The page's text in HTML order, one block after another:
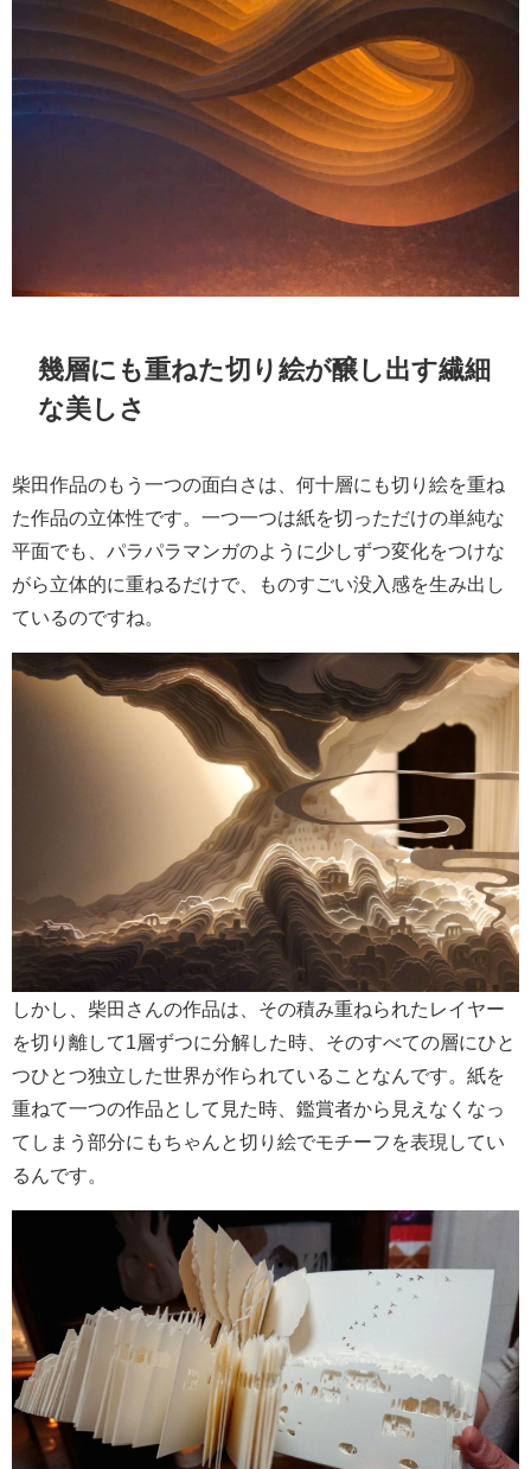
幾層にも重ねた切り絵が醸し出す繊細
な美しさ
柴田作品のもう一つの面白さは、何十層にも切り絵を重ね
た作品の立体性です。一つ一つは紙を切っただけの単純な
平面でも、パラパラマンガのように少しずつ変化をつけな
がら立体的に重ねるだけで、ものすごい没入感を生み出し
ているのですね。
しかし、柴田さんの作品は、その積み重ねられたレイヤー
を切り離して1層ずつに分解した時、そのすべての層にひと
つひとつ独立した世界が作られていることなんです。紙を
重ねて一つの作品として見た時、鑑賞者から見えなくなっ
てしまう部分にもちゃんと切り絵でモチーフを表現してい
るんです。